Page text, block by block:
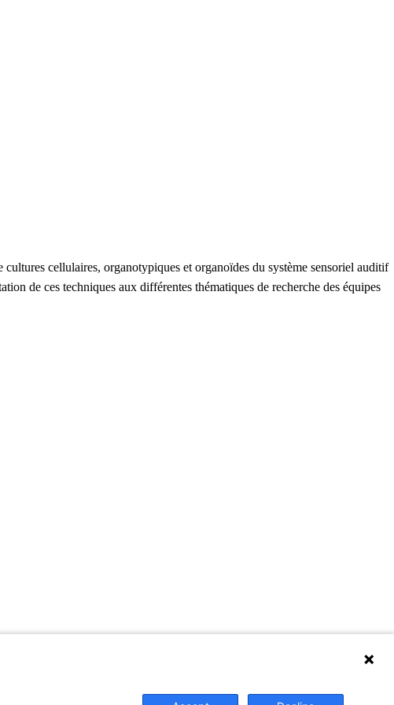
cellulaires, organotypiques et organoïdes du système sensoriel auditif
de ces techniques aux différentes thématiques de recherche des équipes